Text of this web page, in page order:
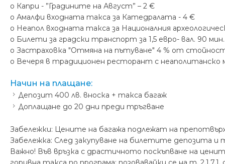
o Капри - ”Градините на Август” – 2 €
o Амалфи входната такса за Катедралата - 4 €
o Неапол входната такса за Националния
o Билети за градски транспорт за 1,5 евро- вал. 90
o Застраховка "Отмяна на пътуване" 4 % от
o Вечеря в традиционен ресторант с неаполитанско
Начин на плащане:
Депозит 400 лв. вноска + такса багаж
Доплащане до 20 дни преди тръгване
Забележки: Цените на багажа подлежат на
Забележка: След закупуване на билетите депозита и
Важно! Във връзка с драстичното поскъпване на